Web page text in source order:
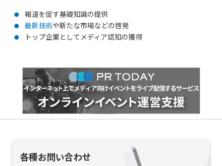
報道を促す基礎知識の提供
最新技術や新たな市場などの啓発
トップ企業としてメディア認知の獲得
各種お問い合わせ